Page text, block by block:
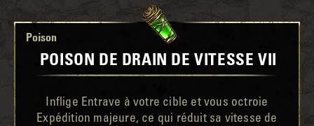
Poison
POISON DE DRAIN DE VITESSE VII
Inflige Entrave à votre cible et vous octroie
Expédition majeure, ce qui réduit sa vitesse de